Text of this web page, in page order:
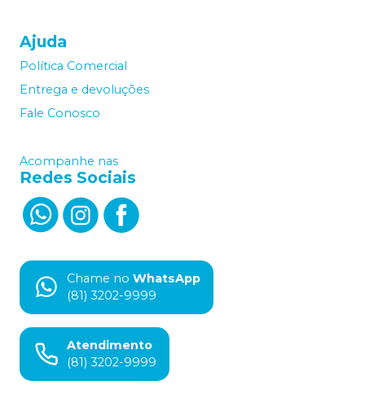
Ajuda
Política Comercial
Entrega e devoluções
Fale Conosco
Acompanhe nas
Redes Sociais
Chame no WhatsApp
(81) 3202-9999
Atendimento
(81) 3202-9999